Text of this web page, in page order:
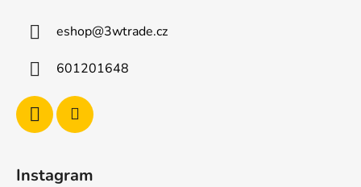
eshop@3wtrade.cz
601201648
Instagram